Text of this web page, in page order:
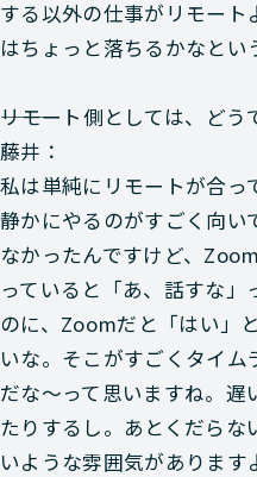
する以外の仕事がリモート
はちょっと落ちるかなとい
―――リモート側としては、どう
藤井：
私は単純にリモートが合っ
静かにやるのがすごく向い
なかったんですけど、
っていると「あ、話すな」
のに、Zoomだと「はい」
いな。そこがすごくタイ
だな～って思いますね。遅
たりするし。あとくだらな
いような雰囲気があります